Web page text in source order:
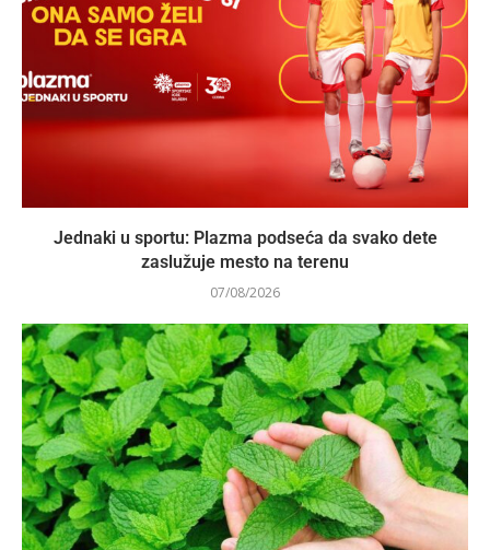
Jednaki u sportu: Plazma podseća da svako dete
zaslužuje mesto na terenu
07/08/2026